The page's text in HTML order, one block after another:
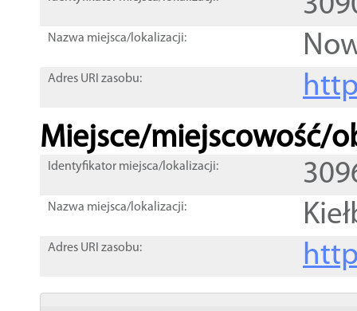
Nazwa miejsca/lokalizacji:
Adres URI zasobu:
Miejsce/miejscowość/
Identyfikator miejsca/lokalizacji:
Nazwa miejsca/lokalizacji:
Adres URI zasobu: